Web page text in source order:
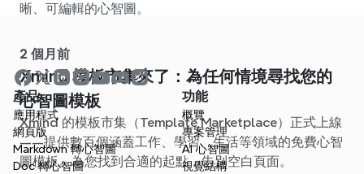
晰、可編輯的心智圖。
2 個月前
Xmind 模板市集來了：為任何情境尋找您的
心智圖模板
Xmind 的模板市集（Template Marketplace）正式上線
——提供數百個涵蓋工作、學習、生活等領域的免費心智
圖模板。為您找到合適的起點，告別空白頁面。
產品
應用程式
網頁版
Markdown 轉心智圖
Doc 轉心智圖
功能
概覽
專案管理
AI 心智圖
視覺結構